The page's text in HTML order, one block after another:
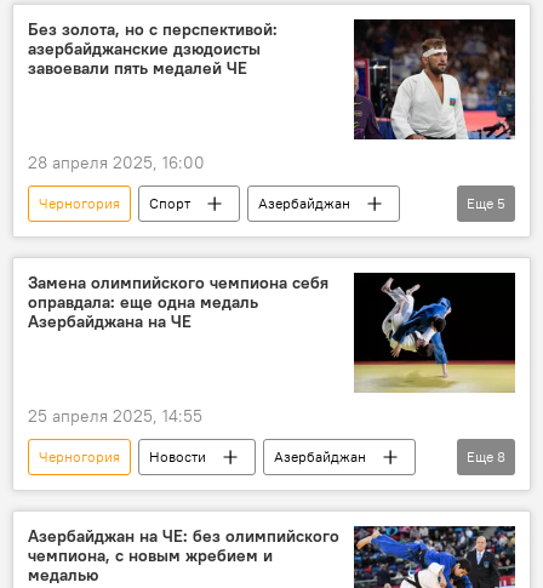
Без золота, но с перспективой:
азербайджанские дзюдоисты
завоевали пять медалей ЧЕ
28 апреля 2025, 16:00
Черногория Спорт
Азербайджан
Дзюдо
Чемпионат Европы
Зелим Коцоев
Грузия Медаль
Еще 5
Замена олимпийского чемпиона себя
оправдала: еще одна медаль
Азербайджана на ЧЕ
25 апреля 2025, 14:55
Черногория Новости
Азербайджан
Дзюдо
Сборная
Чемпионат Европы
азербайджанский дзюдоист Рашид Мамедалиев
Еще 8
Азербайджан на ЧЕ: без олимпийского
чемпиона, с новым жребием и
медалью